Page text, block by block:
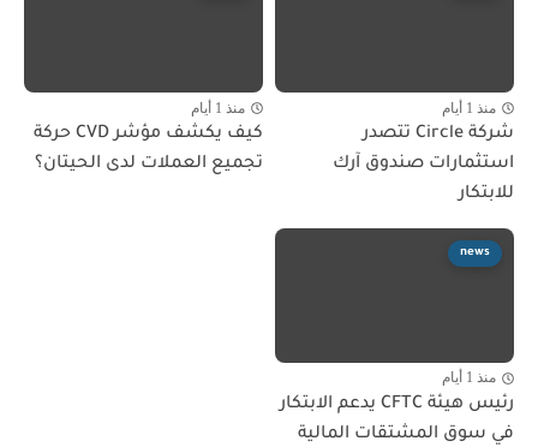
منذ 1 أيام
شركة Circle تتصدر
استثمارات صندوق آرك
للابتكار
منذ 1 أيام
كيف يكشف مؤشر CVD حركة
تجميع العملات لدى الحيتان؟
news
منذ 1 أيام
رئيس هيئة CFTC يدعم الابتكار
في سوق المشتقات المالية